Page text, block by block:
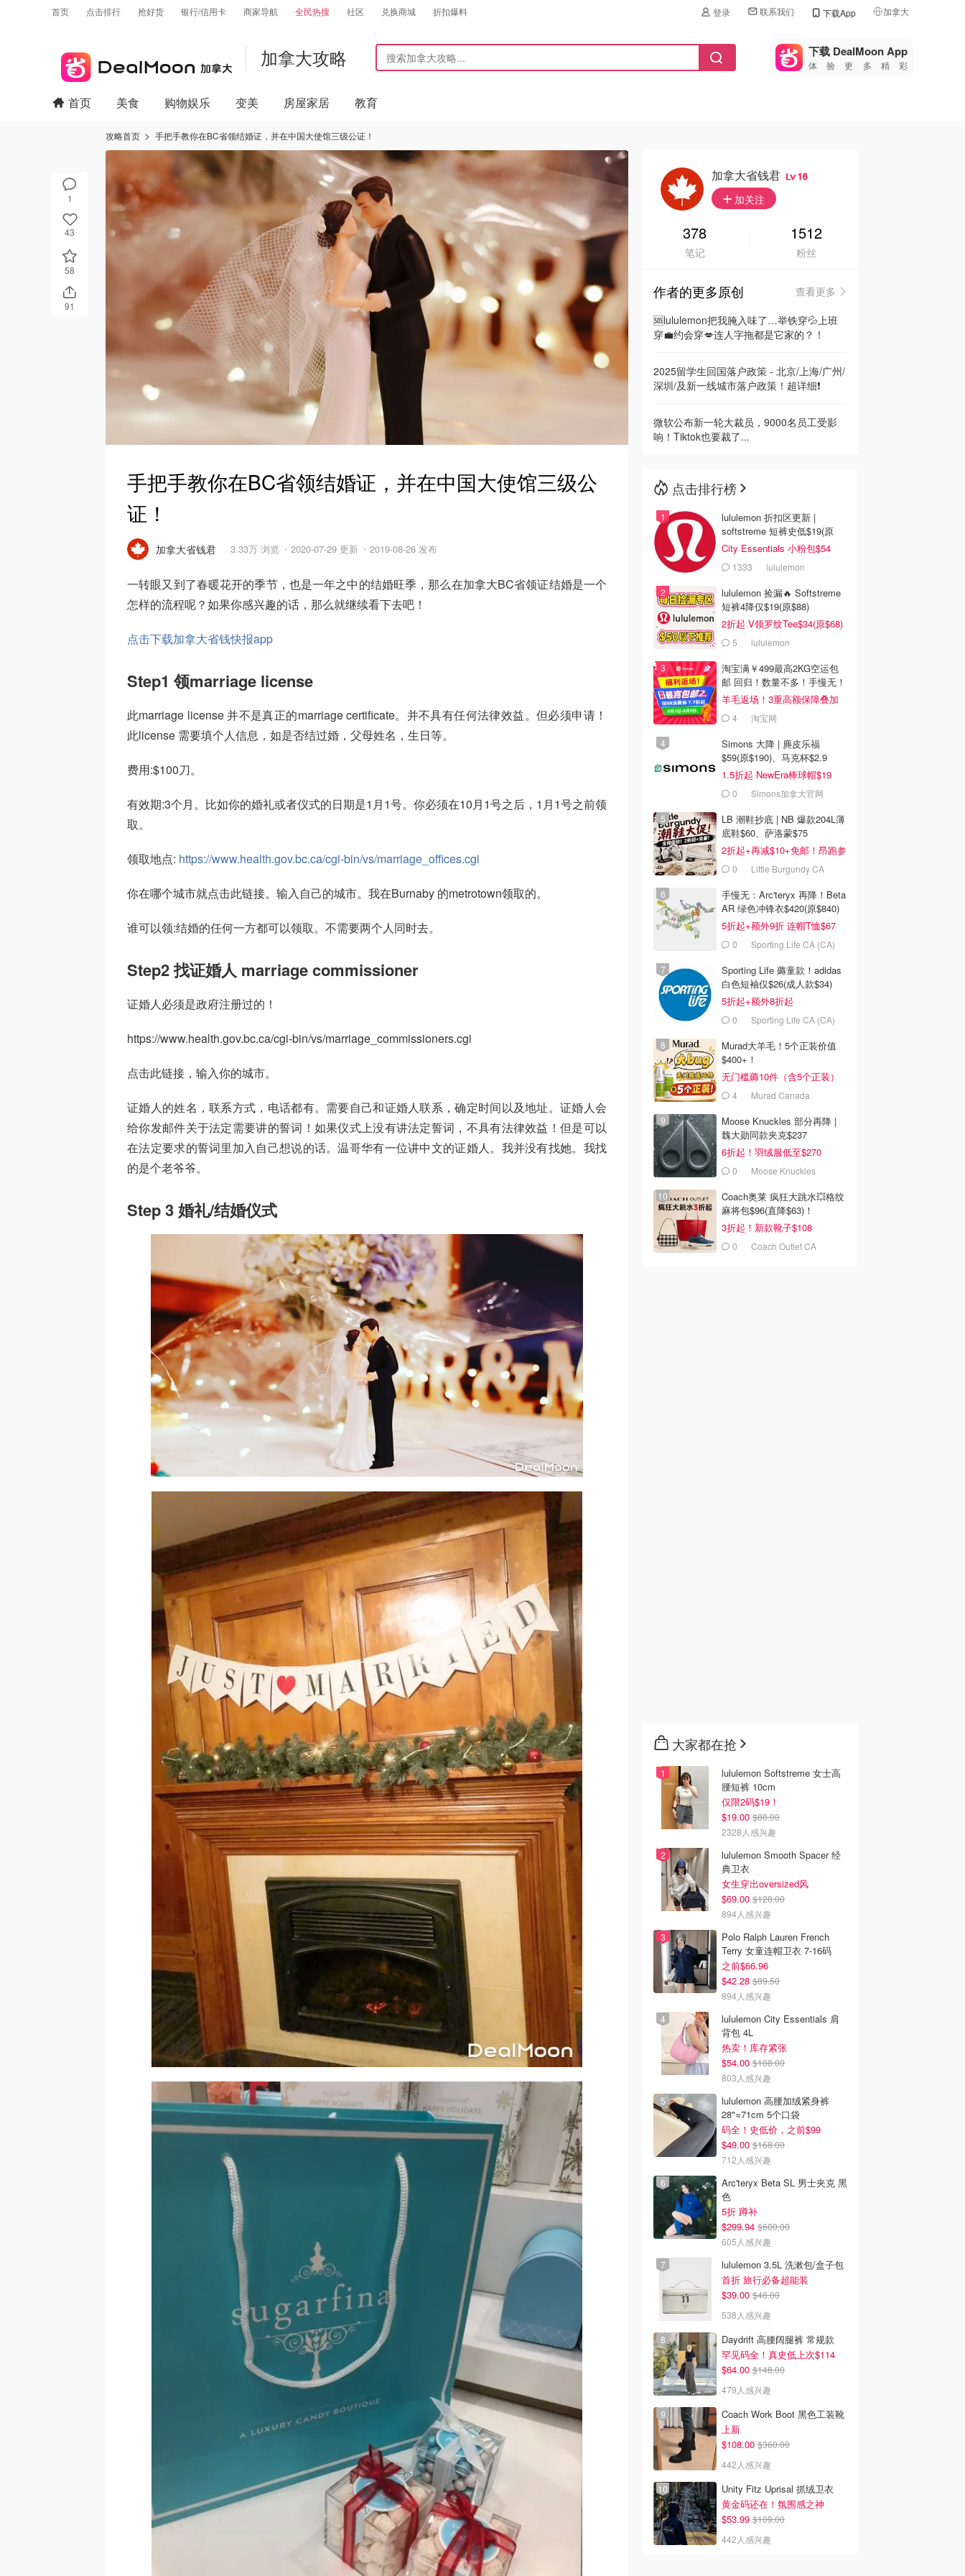
首页 点击排行 抢好货 银行/信用卡 商家导航 全民热搜 社区 兑换商城 折扣爆料 登录 联系我们 下载App 加拿大
🇺🇸
美国
🇨🇳中国
🇩🇪
🇮🇹
🇦🇺
🇳🇿新西兰
加拿大攻略 下载 DealMoon App
体验更多精彩
1
43
58
91
首页 美食 购物娱乐 变美 房屋家居 教育
攻略首页 手把手教你在BC省领结婚证，并在中国大使馆三级公证！
手把手教你在BC省领结婚证，并在中国大使馆三级公
证！
加拿大省钱君 3.33万 浏览 2020-07-29 更新 2019-08-26 发布
一转眼又到了春暖花开的季节，也是一年之中的结婚旺季，那么在加拿大BC省领证结婚是一个
怎样的流程呢？如果你感兴趣的话，那么就继续看下去吧！
点击下载加拿大省钱快报app
Step1 领marriage license
此marriage license 并不是真正的marriage certificate。并不具有任何法律效益。但必须申请！
此license 需要填个人信息，如是否结过婚，父母姓名，生日等。
费用:$100刀。
有效期:3个月。比如你的婚礼或者仪式的日期是1月1号。你必须在10月1号之后，1月1号之前领
取。
领取地点: https://www.health.gov.bc.ca/cgi-bin/vs/marriage_offices.cgi
你在哪个城市就点击此链接。输入自己的城市。我在Burnaby 的metrotown领取的。
谁可以领:结婚的任何一方都可以领取。不需要两个人同时去。
Step2 找证婚人 marriage commissioner
证婚人必须是政府注册过的！
https://www.health.gov.bc.ca/cgi-bin/vs/marriage_commissioners.cgi
点击此链接，输入你的城市。
证婚人的姓名，联系方式，电话都有。需要自己和证婚人联系，确定时间以及地址。证婚人会
给你发邮件关于法定需要讲的誓词！如果仪式上没有讲法定誓词，不具有法律效益！但是可以
在法定要求的誓词里加入自己想说的话。温哥华有一位讲中文的证婚人。我并没有找她。我找
的是个老爷爷。
Step 3 婚礼/结婚仪式
加拿大省钱君 16
加关注
378
笔记
1512
粉丝
作者的更多原创
查看更多
🆘lululemon把我腌入味了…举铁穿💦上班
穿💼约会穿💋连人字拖都是它家的？！
2025留学生回国落户政策 - 北京/上海/广州/
深圳/及新一线城市落户政策！超详细❗
微软公布新一轮大裁员，9000名员工受影
响！Tiktok也要裁了...
点击排行榜
lululemon 折扣区更新 |
softstreme 短裤史低$19(原
$88)
City Essentials 小粉包$54
1333 lululemon
lululemon 捡漏🔥 Softstreme
短裤4降仅$19(原$88)
2折起 V领罗纹Tee$34(原$68)
5 lululemon
淘宝满￥499最高2KG空运包
邮 回归！数量不多！手慢无！
羊毛返场！3重高额保障叠加
4 淘宝网
Simons 大降 | 麂皮乐福
$59(原$190)、马克杯$2.9
1.5折起 NewEra棒球帽$19
0 Simons加拿大官网
LB 潮鞋抄底 | NB 爆款204L薄
底鞋$60、萨洛蒙$75
2折起+再减$10+免邮！昂跑参
加 0
Little Burgundy CA
手慢无：Arc'teryx 再降！Beta
AR 绿色冲锋衣$420(原$840)
5折起+额外9折 连帽T恤$67
0 Sporting Life CA (CA)
Sporting Life 薅童款！adidas
白色短袖仅$26(成人款$34)
5折起+额外8折起
0 Sporting Life CA (CA)
Murad大羊毛！5个正装价值
$400+！
无门槛薅10件（含5个正装）
4 Murad Canada
Moose Knuckles 部分再降 |
魏大勋同款夹克$237
6折起！羽绒服低至$270
0 Moose Knuckles
Coach奥莱 疯狂大跳水💥格纹
麻将包$96(直降$63)！
3折起！新款靴子$108
0 Coach Outlet CA
大家都在抢
lululemon Softstreme 女士高
腰短裤 10cm
仅限2码$19！
$19.00 $88.00
2328人感兴趣
lululemon Smooth Spacer 经
典卫衣
女生穿出oversized风
$69.00 $128.00
894人感兴趣
Polo Ralph Lauren French
Terry 女童连帽卫衣 7-16码
之前$66.96
$42.28 $89.50
894人感兴趣
lululemon City Essentials 肩
背包 4L
热卖！库存紧张
$54.00 $108.00
803人感兴趣
lululemon 高腰加绒紧身裤
28"≈71cm 5个口袋
码全！史低价，之前$99
$49.00 $168.00
712人感兴趣
Arc'teryx Beta SL 男士夹克 黑
色
5折 蹲补
$299.94 $600.00
605人感兴趣
lululemon 3.5L 洗漱包/盒子包
首折 旅行必备超能装
$39.00 $48.00
538人感兴趣
Daydrift 高腰阔腿裤 常规款
罕见码全！真史低上次$114
$64.00 $148.00
479人感兴趣
Coach Work Boot 黑色工装靴
上新
$108.00 $360.00
442人感兴趣
Unity Fitz Uprisal 抓绒卫衣
黄金码还在！氛围感之神
$53.99 $109.00
442人感兴趣